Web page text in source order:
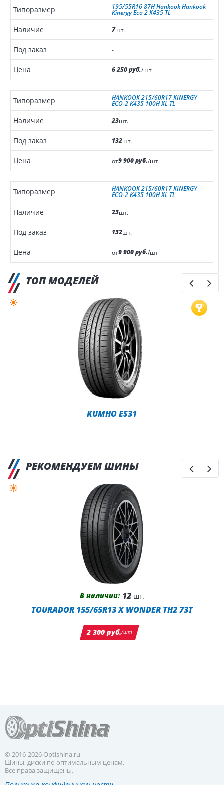
195/55R16 87H Hankook Hankook
Kinergy Eco 2 K435 TL
7шт.
-
6 250 руб./шт
HANKOOK 215/60R17 KINERGY
ECO-2 K435 100H XL TL
23шт.
132шт.
от9 900 руб./шт
HANKOOK 215/60R17 KINERGY
ECO-2 K435 100H XL TL
23шт.
132шт.
от9 900 руб./шт
ТОП МОДЕЛЕЙ
KUMHO ES31
РЕКОМЕНДУЕМ ШИНЫ
В наличии: 12шт.
TOURADOR 155/65R13 X WONDER TH2 73T
2 300 руб./шт
© 2016-2026 Optishina.ru
Шины, диски по оптимальным ценам.
Все права защищены.